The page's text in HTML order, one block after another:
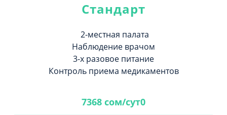
Стандарт
2-местная палата
Наблюдение врачом
3-х разовое питание
Контроль приема медикаментов
7368 сом/сут0